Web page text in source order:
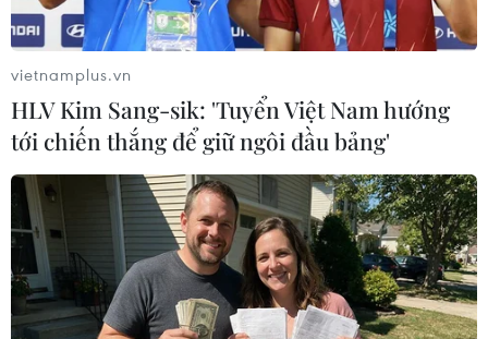
UNAIDS cảnh báo nguy cơ đại dịch
HIV/AIDS bùng phát trở lại
29/07/2026 05:17
Johnson & Johnson chi 5,5 tỷ USD
dàn xếp vụ kiện phấn rôm gây ung
thư
vietnamplus.vn
HLV Kim Sang-sik: 'Tuyển Việt Nam hướng
tới chiến thắng để giữ ngôi đầu bảng'